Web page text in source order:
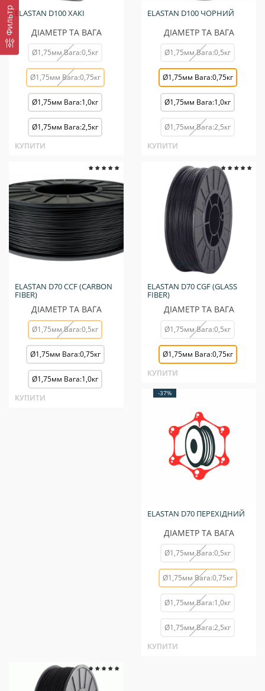
ФильтрELASTAN D100 ХАКІ
ДІАМЕТР ТА ВАГА
Ø1,75мм Вага:0,5кг
Ø1,75мм Вага:0,75кг
Ø1,75мм Вага:1,0кг
Ø1,75мм Вага:2,5кг
КУПИТИ
ELASTAN D100 ЧОРНИЙ
ДІАМЕТР ТА ВАГА
Ø1,75мм Вага:0,5кг
Ø1,75мм Вага:0,75кг
Ø1,75мм Вага:1,0кг
Ø1,75мм Вага:2,5кг
КУПИТИ
ELASTAN D70 CCF (CARBON
FIBER)
ДІАМЕТР ТА ВАГА
Ø1,75мм Вага:0,5кг
Ø1,75мм Вага:0,75кг
Ø1,75мм Вага:1,0кг
КУПИТИ
ELASTAN D70 CGF (GLASS
FIBER)
ДІАМЕТР ТА ВАГА
Ø1,75мм Вага:0,5кг
Ø1,75мм Вага:0,75кг
КУПИТИ
-37%
ELASTAN D70 ПЕРЕХІДНИЙ
ДІАМЕТР ТА ВАГА
Ø1,75мм Вага:0,5кг
Ø1,75мм Вага:0,75кг
Ø1,75мм Вага:1,0кг
Ø1,75мм Вага:2,5кг
КУПИТИ